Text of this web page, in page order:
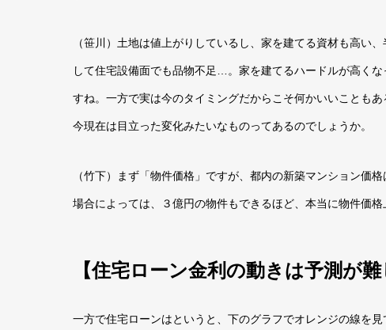
（笹川）土地は値上がりしているし、家を建てる資材も高い
して住宅設備面でも品物不足…。家を建てるハードルが高くな
すね。一方で実は今のタイミングだからこそ何かいいことも
今現在は目立った変化みたいなものってあるのでしょうか。
（竹下）まず「物件価格」ですが、都内の新築マンション価
場合によっては、３億円の物件もできるほど、本当に物件価格
【住宅ローン金利の動きは予測が難
一方で住宅ローンはというと、下のグラフでオレンジの線を